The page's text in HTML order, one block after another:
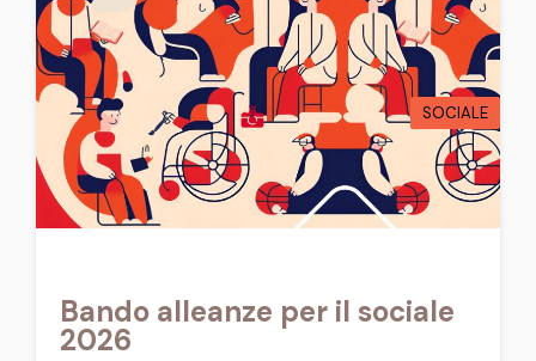
Bando alleanze per il sociale
2026
SOCIALE